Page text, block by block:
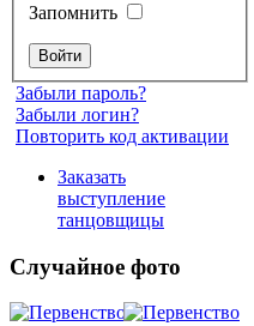
Запомнить
Забыли пароль?
Забыли логин?
Повторить код активации
Заказать
выступление
танцовщицы
Случайное фото